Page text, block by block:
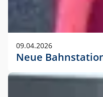
09.04.2026
Neue